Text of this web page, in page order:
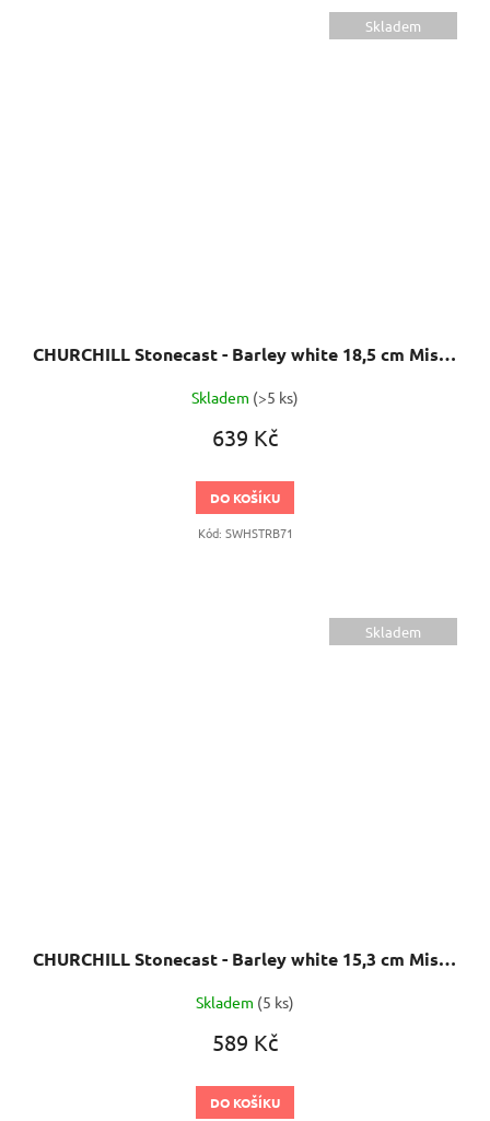
Skladem
CHURCHILL Stonecast - Barley white 18,5 cm Miska ve tvaru trojúhelníku
Skladem (>5 ks)
639 Kč
DO KOŠÍKU
Kód: SWHSTRB71
Skladem
CHURCHILL Stonecast - Barley white 15,3 cm Miska ve tvaru trojúhelníku
Skladem (5 ks)
589 Kč
DO KOŠÍKU